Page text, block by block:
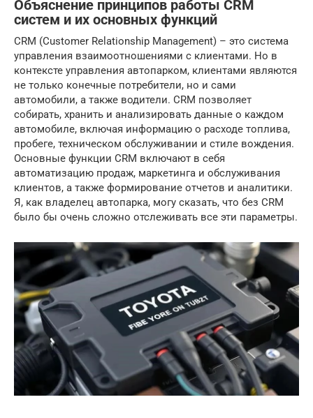
Объяснение принципов работы CRM
систем и их основных функций
CRM (Customer Relationship Management) – это система
управления взаимоотношениями с клиентами. Но в
контексте управления автопарком, клиентами являются
не только конечные потребители, но и сами
автомобили, а также водители. CRM позволяет
собирать, хранить и анализировать данные о каждом
автомобиле, включая информацию о расходе топлива,
пробеге, техническом обслуживании и стиле вождения.
Основные функции CRM включают в себя
автоматизацию продаж, маркетинга и обслуживания
клиентов, а также формирование отчетов и аналитики.
Я, как владелец автопарка, могу сказать, что без CRM
было бы очень сложно отслеживать все эти параметры.